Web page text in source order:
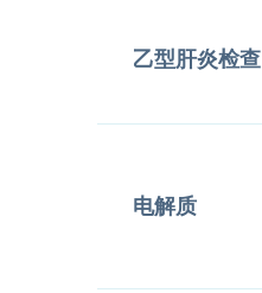
乙型肝炎检查
电解质